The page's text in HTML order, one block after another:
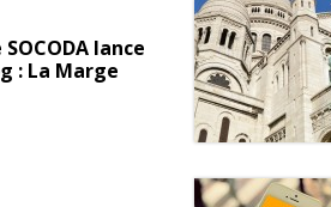
lance
: La Marge